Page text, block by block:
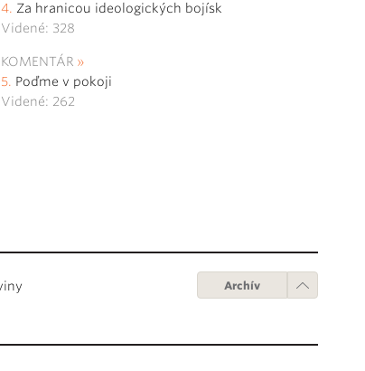
Za hranicou ideologických bojísk
Videné: 328
KOMENTÁR
Poďme v pokoji
Videné: 262
Archív